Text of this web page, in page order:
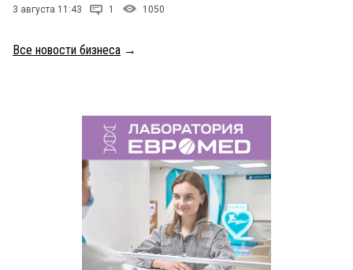
3 августа 11:43 1 1050
Все новости бизнеса →